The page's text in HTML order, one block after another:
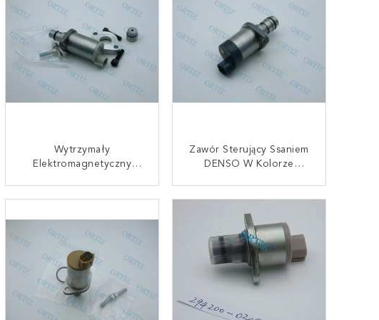
Wytrzymały
Elektromagnetyczny
SKONTAKTUJ SIĘ TERAZ
Zawór Sterujący Ssaniem
DENSO W Kolorze
SKONTAKTUJ SIĘ TERAZ